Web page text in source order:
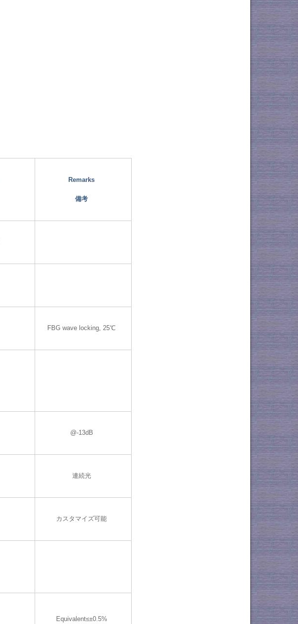
Remarks
備考
FBG wave locking, 25℃
@-13dB
連続光
カスタマイズ可能
Equivalent≤±0.5%